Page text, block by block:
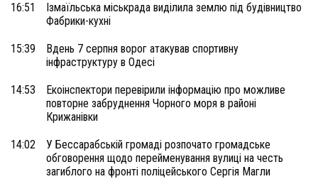
16:51
Ізмаїльська міськрада виділила землю під будівництво
Фабрики-кухні
15:39
Вдень 7 серпня ворог атакував спортивну
інфраструктуру в Одесі
14:53
Екоінспектори перевірили інформацію про можливе
повторне забруднення Чорного моря в районі
Крижанівки
14:02
У Бессарабській громаді розпочато громадське
обговорення щодо перейменування вулиці на честь
загиблого на фронті поліцейського Сергія Магли